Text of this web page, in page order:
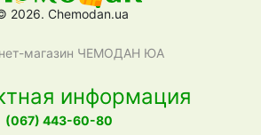
2026. Chemodan.ua
магазин ЧЕМОДАН ЮА
информация
(067) 443-60-80